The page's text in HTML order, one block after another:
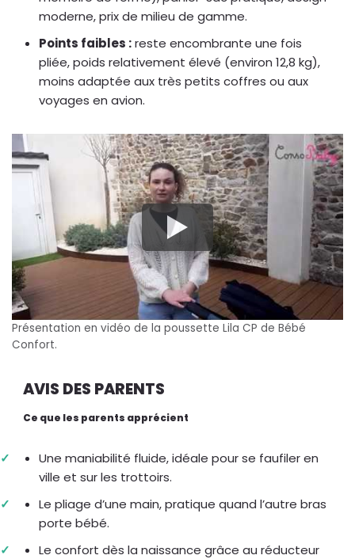
moderne, prix de milieu de gamme.
Points faibles :reste encombrante une fois
pliée, poids relativement élevé (environ 12,8 kg),
moins adaptée aux très petits coffres ou aux
voyages en avion.
Présentation en vidéo de la poussette Lila CP de Bébé
Confort.
AVIS DES PARENTS
Ce que les parents apprécient
Une maniabilité fluide, idéale pour se faufiler en
ville et sur les trottoirs.
Le pliage d’une main, pratique quand l’autre bras
porte bébé.
Le confort dès la naissance grâce au réducteur